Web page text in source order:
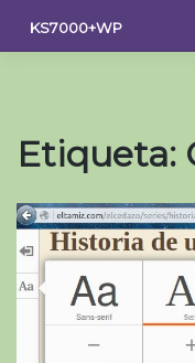
contenido
KS7000+WP
Etiqueta: